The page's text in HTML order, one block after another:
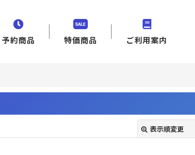
予約商品 特価商品 ご利用案内
表示順変更